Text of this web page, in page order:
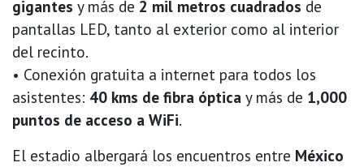
gigantes y más de 2 mil metros cuadrados de
pantallas LED, tanto al exterior como al interior
del recinto.
• Conexión gratuita a internet para todos los
asistentes: 40 kms de fibra óptica y más de 1,000
puntos de acceso a WiFi.
El estadio albergará los encuentros entre México